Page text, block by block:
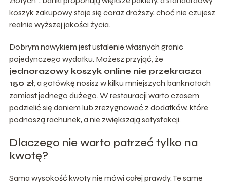
koszyk zakupowy staje się coraz droższy, choć nie czujesz
realnie wyższej jakości życia.
Dobrym nawykiem jest ustalenie własnych granic
pojedynczego wydatku. Możesz przyjąć, że
jednorazowy koszyk online nie przekracza
150 zł, a gotówkę nosisz w kilku mniejszych banknotach
zamiast jednego dużego. W restauracji warto czasem
podzielić się daniem lub zrezygnować z dodatków, które
podnoszą rachunek, a nie zwiększają satysfakcji.
Dlaczego nie warto patrzeć tylko na
kwotę?
Sama wysokość kwoty nie mówi całej prawdy. Te same